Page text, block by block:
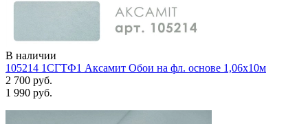
В наличии
105214 1СГТФ1 Аксамит Обои на фл. основе 1,06х10м
2 700 руб.
1 990 руб.